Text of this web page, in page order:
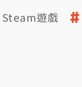
Steam遊戲